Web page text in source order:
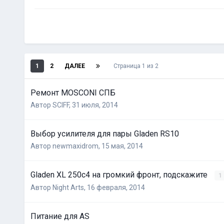
1 2 ДАЛЕЕ Страница 1 из 2
Ремонт MOSCONI СПБ
Автор SCIFF, 31 июля, 2014
Выбор усилителя для пары Gladen RS10
Автор newmaxidrom, 15 мая, 2014
Gladen XL 250c4 на громкий фронт, подскажите 1
Автор Night Arts, 16 февраля, 2014
Питание для AS